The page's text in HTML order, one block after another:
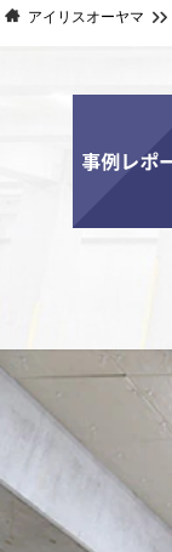
アイリスオーヤマ